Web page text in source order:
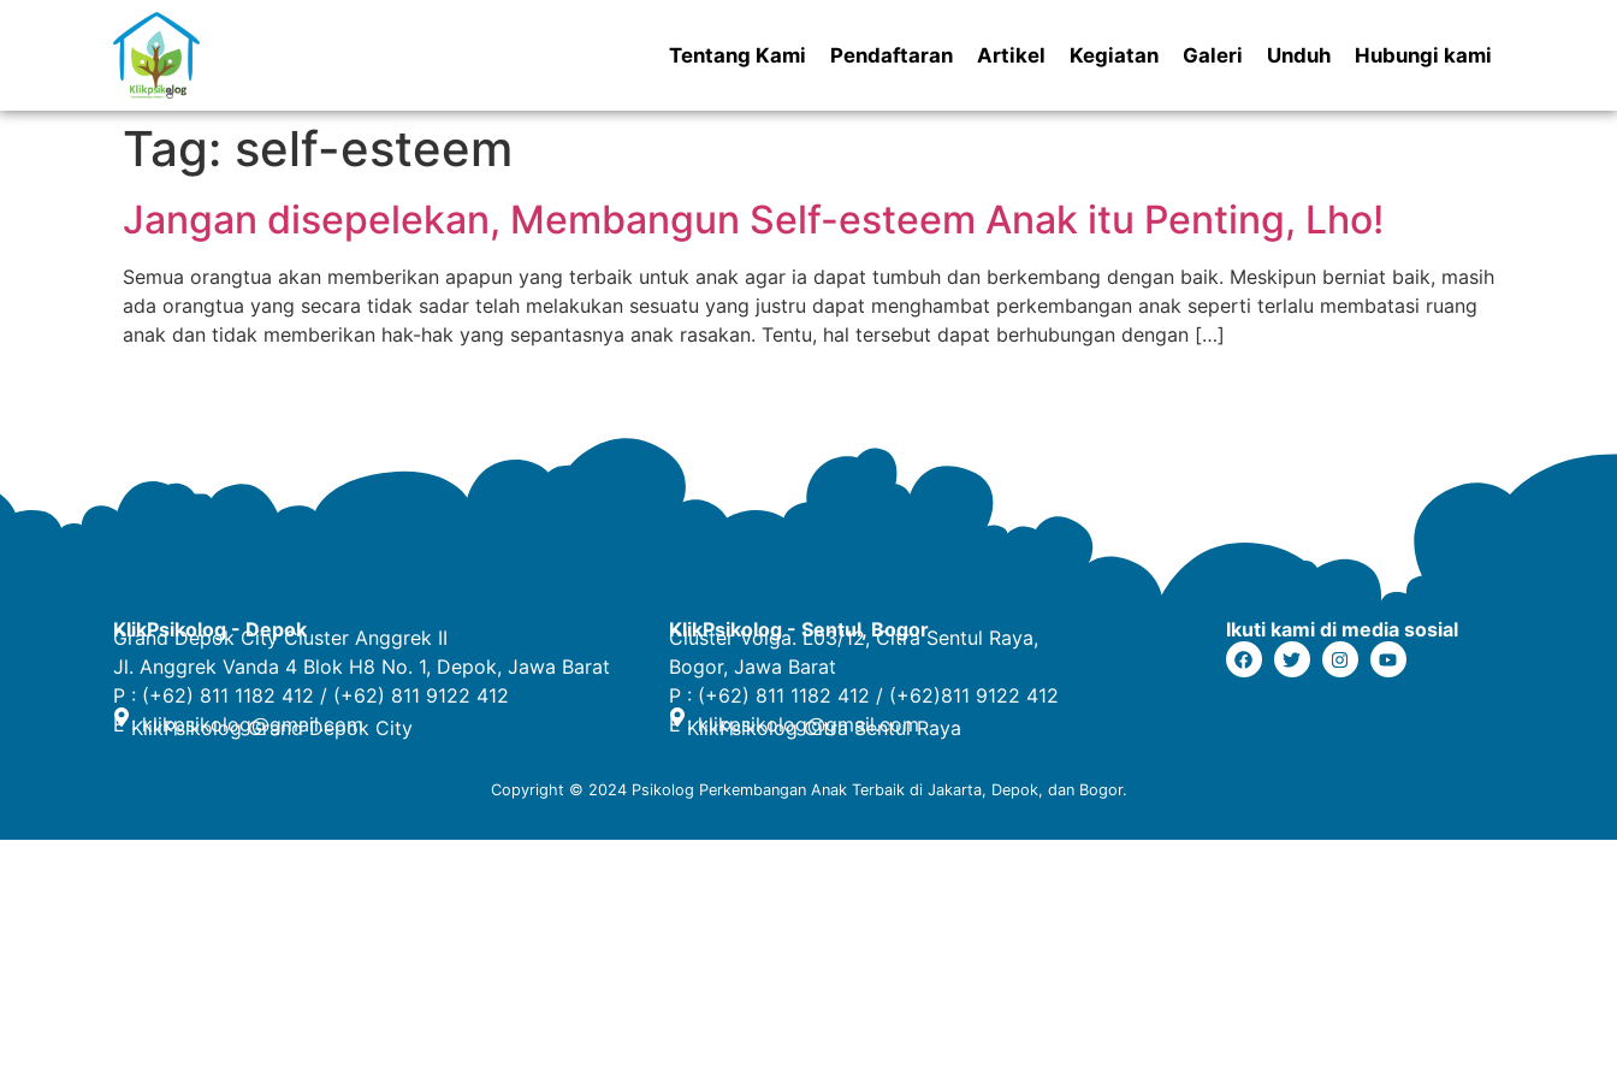
Tentang Kami Pendaftaran Artikel Kegiatan Galeri Unduh Hubungi kami
Tag: self-esteem
Jangan disepelekan, Membangun Self-esteem Anak itu Penting, Lho!
Semua orangtua akan memberikan apapun yang terbaik untuk anak agar ia dapat tumbuh dan berkembang dengan baik. Meskipun berniat baik, masih
ada orangtua yang secara tidak sadar telah melakukan sesuatu yang justru dapat menghambat perkembangan anak seperti terlalu membatasi ruang
anak dan tidak memberikan hak-hak yang sepantasnya anak rasakan. Tentu, hal tersebut dapat berhubungan dengan […]
KlikPsikolog - Depok
Grand Depok City Cluster Anggrek II
Jl. Anggrek Vanda 4 Blok H8 No. 1, Depok, Jawa Barat
P : (+62) 811 1182 412 / (+62) 811 9122 412
E :klikpsikolog@gmail.com
KlikPsikolog Grand Depok City
KlikPsikolog - Sentul, Bogor
Cluster Volga. L03/12, Citra Sentul Raya,
Bogor, Jawa Barat
P : (+62) 811 1182 412 / (+62)811 9122 412
E :klikpsikolog@gmail.com
KlikPsikolog Citra Sentul Raya
Ikuti kami di media sosial
Copyright © 2024 Psikolog Perkembangan Anak Terbaik di Jakarta, Depok, dan Bogor.